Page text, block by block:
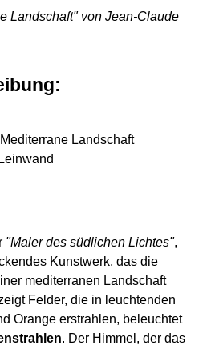
Landschaft" von Jean-Claude
Landschaft
"Maler des südlichen Lichtes",
Kunstwerk, das die
mediterranen Landschaft
Felder, die in leuchtenden
Orange erstrahlen, beleuchtet
. Der Himmel, der das